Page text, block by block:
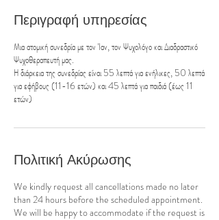
Περιγραφή υπηρεσίας
Μια ατομική συνεδρία με τον Ίαν, τον Ψυχολόγο και Διαδραστικό
Ψυχοθεραπευτή μας.
Η διάρκεια της συνεδρίας είναι 55 λεπτά για ενήλικες, 50 λεπτά
για εφήβους (11-16 ετών) και 45 λεπτά για παιδιά (έως 11
ετών)
Πολιτική Ακύρωσης
We kindly request all cancellations made no later
than 24 hours before the scheduled appointment.
We will be happy to accommodate if the request is